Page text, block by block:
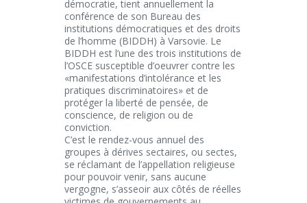
démocratie, tient annuellement la
conférence de son Bureau des
institutions démocratiques et des droits
de l’homme (BIDDH) à Varsovie. Le
BIDDH est l’une des trois institutions de
l’OSCE susceptible d’oeuvrer contre les
«manifestations d’intolérance et les
pratiques discriminatoires» et de
protéger la liberté de pensée, de
conscience, de religion ou de
conviction.
C’est le rendez-vous annuel des
groupes à dérives sectaires, ou sectes,
se réclamant de l’appellation religieuse
pour pouvoir venir, sans aucune
vergogne, s’asseoir aux côtés de réelles